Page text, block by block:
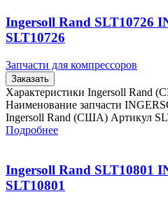
Ingersoll Rand SLT10726
SLT10726
Запчасти для компрессоров
Заказать
Характеристики Ingersoll Rand
Наименование запчасти
Ingersoll Rand (США) Артикул
Подробнее
Ingersoll Rand SLT10801
SLT10801